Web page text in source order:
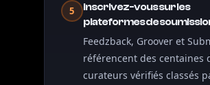
5
Inscrivez-vous sur les
plateformes de
Feedzback, Groover et
référencent des centaines
curateurs vérifiés classés